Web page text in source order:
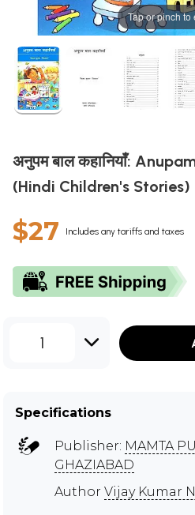
Tap or pinch to
अनुपम बाल कहानियाँ:
(Hindi Children's Stories)
$27 Includes any tariffs and taxes
1
Specifications
Publisher: MAMTA
GHAZIABAD
Author Vijay Kumar